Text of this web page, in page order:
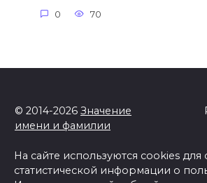
0 70
© 2014-2026 Значение
имени и фамилии
На сайте используются cookies для
статистической информации о